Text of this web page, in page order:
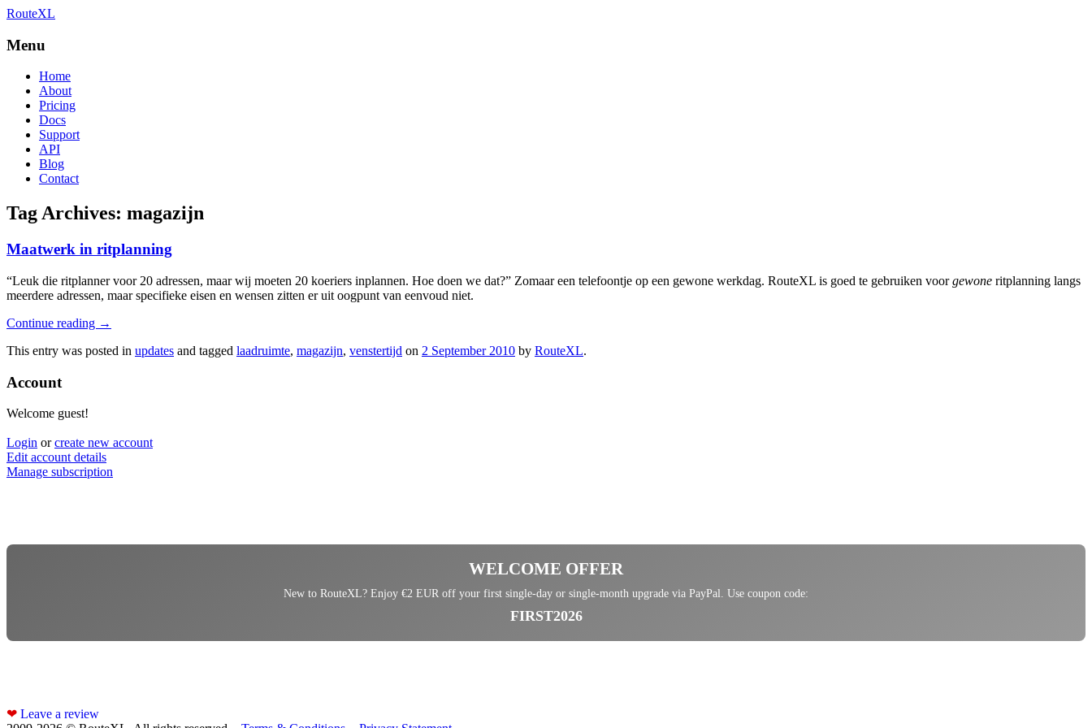
RouteXL
RouteXL
Menu
Home
About
Pricing
Docs
Support
API
Blog
Contact
Tag Archives: magazijn
Maatwerk in ritplanning
“Leuk die ritplanner voor 20 adressen, maar wij moeten 20 koeriers inplannen. Hoe doen we dat?” Zomaar een telefoontje op een gewone werkdag. RouteXL is goed te gebruiken voorgewone ritplanning langs
meerdere adressen, maar specifieke eisen en wensen zitten er uit oogpunt van eenvoud niet.
Continue reading →
This entry was posted in updates and tagged laadruimte, magazijn, venstertijd on 2 September 2010 by RouteXL.
Account
Welcome guest!
Login orcreate new account
Edit account details
Manage subscription
WELCOME OFFER
New to RouteXL? Enjoy €2 EUR off your first single-day or single-month upgrade via PayPal. Use coupon code:
FIRST2026
❤ Leave a review